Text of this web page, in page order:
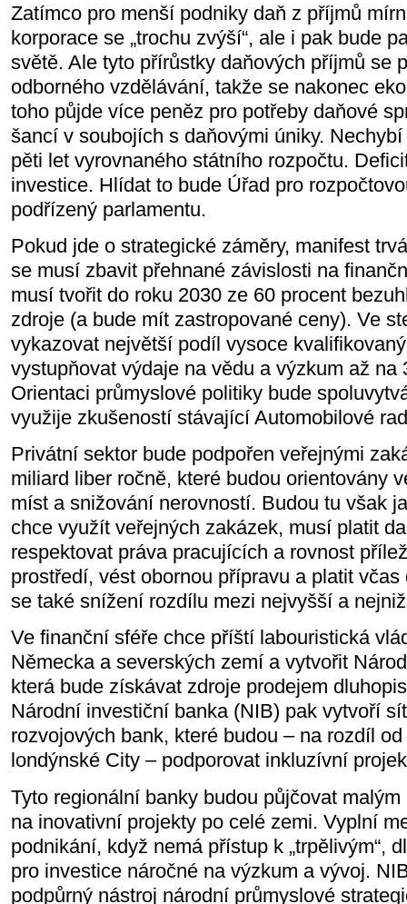
Zatímco pro menší podniky daň z příjmů
korporace se „trochu zvýší“, ale i pak bude
světě. Ale tyto přírůstky daňových příjmů se
odborného vzdělávání, takže se nakonec
toho půjde více peněz pro potřeby daňové
šancí v soubojích s daňovými úniky.
pěti let vyrovnaného státního rozpočtu.
investice. Hlídat to bude Úřad pro
podřízený parlamentu.
Pokud jde o strategické záměry, manifest
se musí zbavit přehnané závislosti na
musí tvořit do roku 2030 ze 60 procent
zdroje (a bude mít zastropované ceny). Ve
vykazovat největší podíl vysoce
vystupňovat výdaje na vědu a výzkum až na
Orientaci průmyslové politiky bude
využije zkušeností stávající Automobilové
Privátní sektor bude podpořen veřejnými
miliard liber ročně, které budou orientovány
míst a snižování nerovností. Budou tu však
chce využít veřejných zakázek, musí platit
respektovat práva pracujících a rovnost
prostředí, vést obornou přípravu a platit
se také snížení rozdílu mezi nejvyšší a
Ve finanční sféře chce příští labouristická
Německa a severských zemí a vytvořit
která bude získávat zdroje prodejem
Národní investiční banka (NIB) pak vytvoří
rozvojových bank, které budou – na rozdíl
londýnské City – podporovat inkluzívní
Tyto regionální banky budou půjčovat
na inovativní projekty po celé zemi. Vyplní
podnikání, když nemá přístup k „trpělivým“,
pro investice náročné na výzkum a vývoj.
podpůrný nástroj národní průmyslové